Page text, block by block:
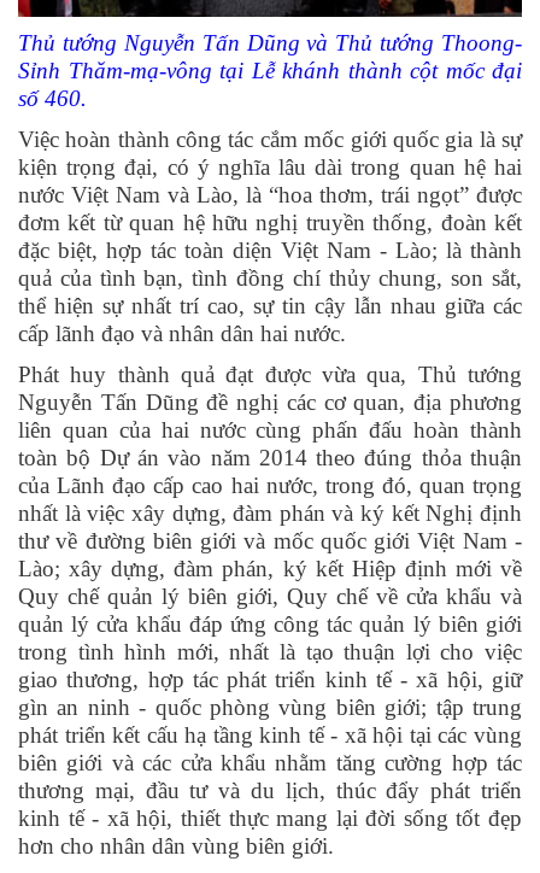
Thủ tướng Nguyễn Tấn Dũng và Thủ tướng Thoong-
Sỉnh Thăm-mạ-vông tại Lễ khánh thành cột mốc đại
số 460.
Việc hoàn thành công tác cắm mốc giới quốc gia là sự
kiện trọng đại, có ý nghĩa lâu dài trong quan hệ hai
nước Việt Nam và Lào, là “hoa thơm, trái ngọt” được
đơm kết từ quan hệ hữu nghị truyền thống, đoàn kết
đặc biệt, hợp tác toàn diện Việt Nam - Lào; là thành
quả của tình bạn, tình đồng chí thủy chung, son sắt,
thể hiện sự nhất trí cao, sự tin cậy lẫn nhau giữa các
cấp lãnh đạo và nhân dân hai nước.
Phát huy thành quả đạt được vừa qua, Thủ tướng
Nguyễn Tấn Dũng đề nghị các cơ quan, địa phương
liên quan của hai nước cùng phấn đấu hoàn thành
toàn bộ Dự án vào năm 2014 theo đúng thỏa thuận
của Lãnh đạo cấp cao hai nước, trong đó, quan trọng
nhất là việc xây dựng, đàm phán và ký kết Nghị định
thư về đường biên giới và mốc quốc giới Việt Nam -
Lào; xây dựng, đàm phán, ký kết Hiệp định mới về
Quy chế quản lý biên giới, Quy chế về cửa khẩu và
quản lý cửa khẩu đáp ứng công tác quản lý biên giới
trong tình hình mới, nhất là tạo thuận lợi cho việc
giao thương, hợp tác phát triển kinh tế - xã hội, giữ
gìn an ninh - quốc phòng vùng biên giới; tập trung
phát triển kết cấu hạ tầng kinh tế - xã hội tại các vùng
biên giới và các cửa khẩu nhằm tăng cường hợp tác
thương mại, đầu tư và du lịch, thúc đẩy phát triển
kinh tế - xã hội, thiết thực mang lại đời sống tốt đẹp
hơn cho nhân dân vùng biên giới.